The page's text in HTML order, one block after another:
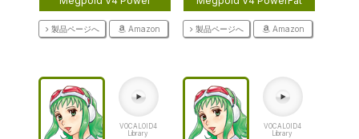
製品ページへ Amazon 製品ページへ Amazon
VOCALOID4
Library
VOCALOID4
Library